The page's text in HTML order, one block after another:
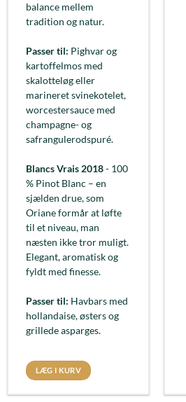
balance mellem
tradition og natur.
Passer til: Pighvar og
kartoffelmos med
skalotteløg eller
marineret svinekotelet,
worcestersauce med
champagne- og
safrangulerodspuré.
Blancs Vrais 2018- 100
% Pinot Blanc – en
sjælden drue, som
Oriane formår at løfte
til et niveau, man
næsten ikke tror muligt.
Elegant, aromatisk og
fyldt med finesse.
Passer til: Havbars med
hollandaise, østers og
grillede asparges.
LÆG I KURV